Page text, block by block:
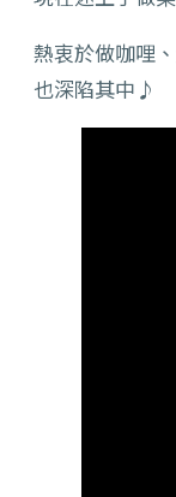
熱衷於做咖哩
也深陷其中♪